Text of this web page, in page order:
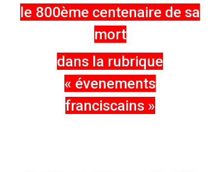
le 800ème centenaire de sa
mort
dans la rubrique
« évenements
franciscains »